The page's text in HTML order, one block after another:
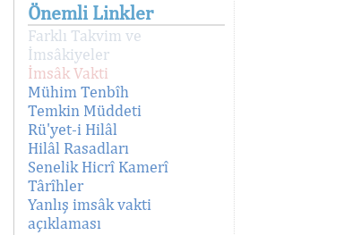
Önemli Linkler
Farklı Takvim ve
İmsâkiyeler
İmsâk Vakti
Mühim Tenbîh
Temkin Müddeti
Rü'yet-i Hilâl
Hilâl Rasadları
Senelik Hicrî Kamerî
Târîhler
Yanlış imsâk vakti
açıklaması